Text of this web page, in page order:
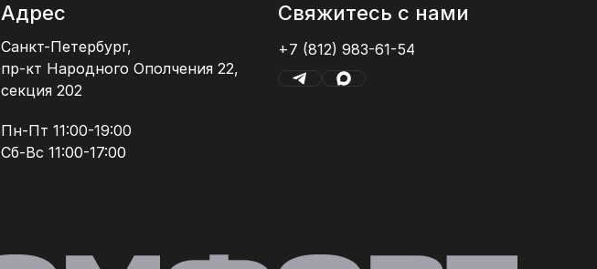
Адрес
Санкт-Петербург,
пр-кт Народного Ополчения 22,
секция 202
Пн-Пт 11:00-19:00
Сб-Вс 11:00-17:00
Свяжитесь с нами
+7 (812) 983-61-54